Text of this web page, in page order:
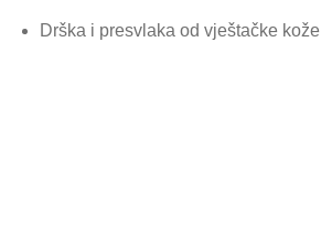
Drška i presvlaka od vještačke kože